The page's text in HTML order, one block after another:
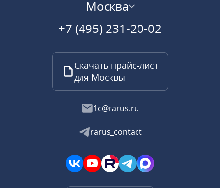
Москва
+7 (495) 231-20-02
Скачать прайс-лист
для Москвы
1c@rarus.ru
rarus_contact